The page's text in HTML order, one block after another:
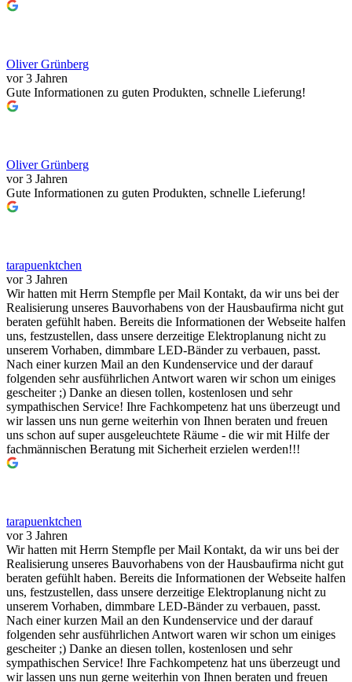
Oliver Grünberg
vor 3 Jahren
Gute Informationen zu guten Produkten, schnelle Lieferung!
Oliver Grünberg
vor 3 Jahren
Gute Informationen zu guten Produkten, schnelle Lieferung!
tarapuenktchen
vor 3 Jahren
Wir hatten mit Herrn Stempfle per Mail Kontakt, da wir uns bei der
Realisierung unseres Bauvorhabens von der Hausbaufirma nicht gut
beraten gefühlt haben. Bereits die Informationen der Webseite halfen
uns, festzustellen, dass unsere derzeitige Elektroplanung nicht zu
unserem Vorhaben, dimmbare LED-Bänder zu verbauen, passt.
Nach einer kurzen Mail an den Kundenservice und der darauf
folgenden sehr ausführlichen Antwort waren wir schon um einiges
gescheiter ;) Danke an diesen tollen, kostenlosen und sehr
sympathischen Service! Ihre Fachkompetenz hat uns überzeugt und
wir lassen uns nun gerne weiterhin von Ihnen beraten und freuen
uns schon auf super ausgeleuchtete Räume - die wir mit Hilfe der
fachmännischen Beratung mit Sicherheit erzielen werden!!!
tarapuenktchen
vor 3 Jahren
Wir hatten mit Herrn Stempfle per Mail Kontakt, da wir uns bei der
Realisierung unseres Bauvorhabens von der Hausbaufirma nicht gut
beraten gefühlt haben. Bereits die Informationen der Webseite halfen
uns, festzustellen, dass unsere derzeitige Elektroplanung nicht zu
unserem Vorhaben, dimmbare LED-Bänder zu verbauen, passt.
Nach einer kurzen Mail an den Kundenservice und der darauf
folgenden sehr ausführlichen Antwort waren wir schon um einiges
gescheiter ;) Danke an diesen tollen, kostenlosen und sehr
sympathischen Service! Ihre Fachkompetenz hat uns überzeugt und
wir lassen uns nun gerne weiterhin von Ihnen beraten und freuen